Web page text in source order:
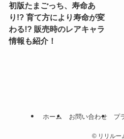
初版たまごっち、寿命あ
り!? 育て方により寿命が変
わる!? 販売時のレアキャラ
情報も紹介！
ホーム お問い合わせ プ
©リリルー